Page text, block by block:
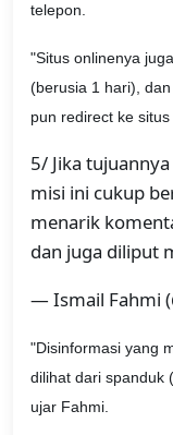
telepon.
"Situs onlinenya
(berusia 1 hari),
pun redirect ke situs
5/ Jika
misi ini cukup
menarik
dan juga diliput
— Ismail Fahmi
"Disinformasi yang
dilihat dari spanduk
ujar Fahmi.